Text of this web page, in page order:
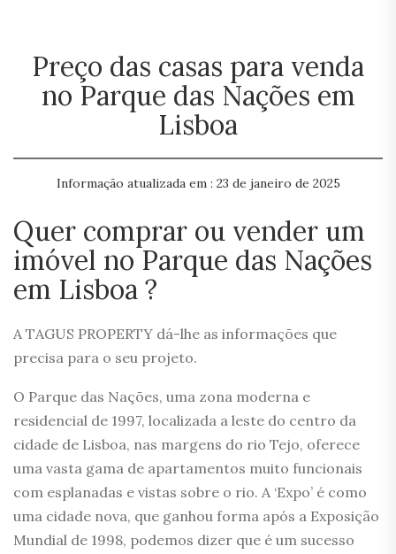
Preço das casas para venda
no Parque das Nações em
Lisboa
Informação atualizada em : 23 de janeiro de 2025
Quer comprar ou vender um
imóvel no Parque das Nações
em Lisboa ?
A TAGUS PROPERTY dá-lhe as informações que
precisa para o seu projeto.
O Parque das Nações, uma zona moderna e
residencial de 1997, localizada a leste do centro da
cidade de Lisboa, nas margens do rio Tejo, oferece
uma vasta gama de apartamentos muito funcionais
com esplanadas e vistas sobre o rio. A ‘Expo’ é como
uma cidade nova, que ganhou forma após a Exposição
Mundial de 1998, podemos dizer que é um sucesso